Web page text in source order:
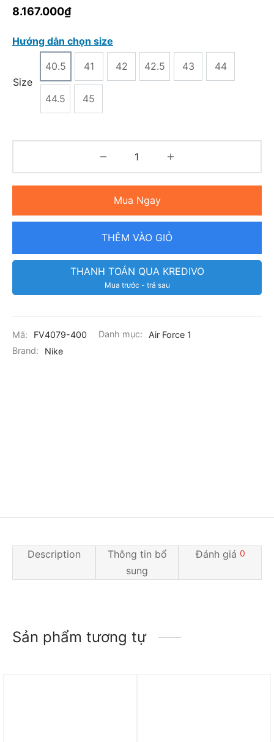
8.167.000₫
Hướng dẫn chọn size
Size
40.5 41 42 42.5 43 44
44.5 45
Mua Ngay
THÊM VÀO GIỎ
THANH TOÁN QUA KREDIVO
Mua trước - trả sau
Mã: FV4079-400 Danh mục:
Air Force 1
Brand:
Nike
Description
Thông tin bổ
sung
Đánh giá 0
Sản phẩm tương tự